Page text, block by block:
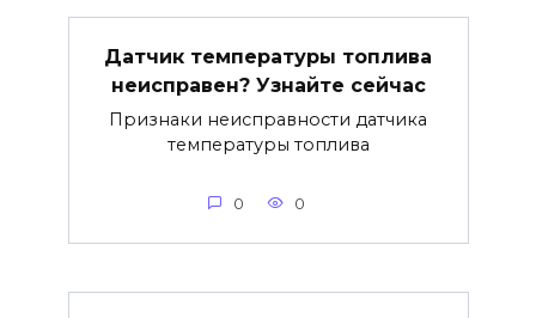
Датчик температуры топлива
неисправен? Узнайте сейчас
Признаки неисправности датчика
температуры топлива
0 0